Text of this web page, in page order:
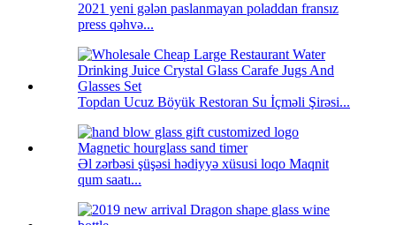
2021 yeni gələn paslanmayan poladdan fransız
press qəhvə...
Topdan Ucuz Böyük Restoran Su İçməli Şirəsi...
Əl zərbəsi şüşəsi hədiyyə xüsusi loqo Maqnit
qum saatı...